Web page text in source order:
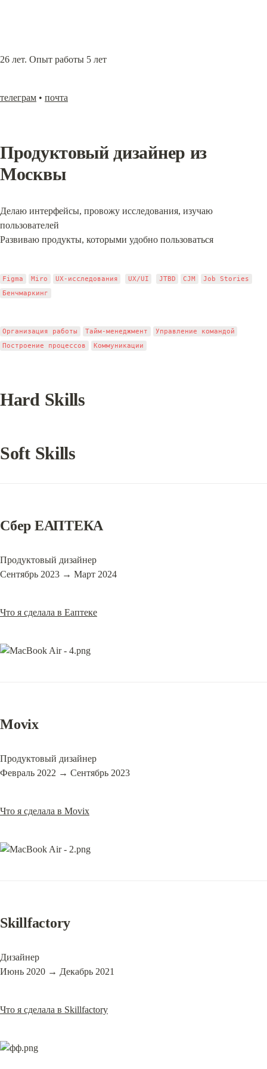
26 лет. Опыт работы 5 лет
телеграм • почта
Продуктовый дизайнер из
Москвы
Делаю интерфейсы, провожу исследования, изучаю
пользователей
Развиваю продукты, которыми удобно пользоваться
Figma Miro UX-исследования UX/UI JTBD CJM
Job Stories
Бенчмаркинг
Организация работы Тайм-менеджмент
Управление командой
Построение процессов
Коммуникации
Hard Skills
Soft Skills
Сбер ЕАПТЕКА
Продуктовый дизайнер
Сентябрь 2023 → Март 2024
Что я сделала в Еаптеке
Movix
Продуктовый дизайнер
Февраль 2022 → Сентябрь 2023
Что я сделала в Movix
Skillfactory
Дизайнер
Июнь 2020 → Декабрь 2021
Что я сделала в Skillfactory